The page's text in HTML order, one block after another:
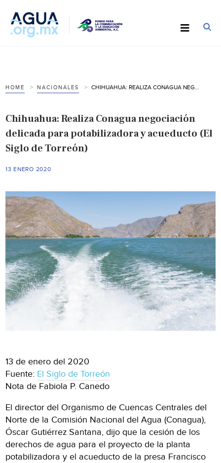
HOME NACIONALES
Chihuahua: Realiza Conagua negociación
delicada para potabilizadora y acueducto (El
Siglo de Torreón)
13 ENERO 2020
13 de enero del 2020
Fuente: El Siglo de Torreón
Nota de Fabiola P. Canedo
El director del Organismo de Cuencas Centrales del
Norte de la Comisión Nacional del Agua (Conagua),
Óscar Gutiérrez Santana, dijo que la cesión de los
derechos de agua para el proyecto de la planta
potabilizadora y el acueducto de la presa Francisco